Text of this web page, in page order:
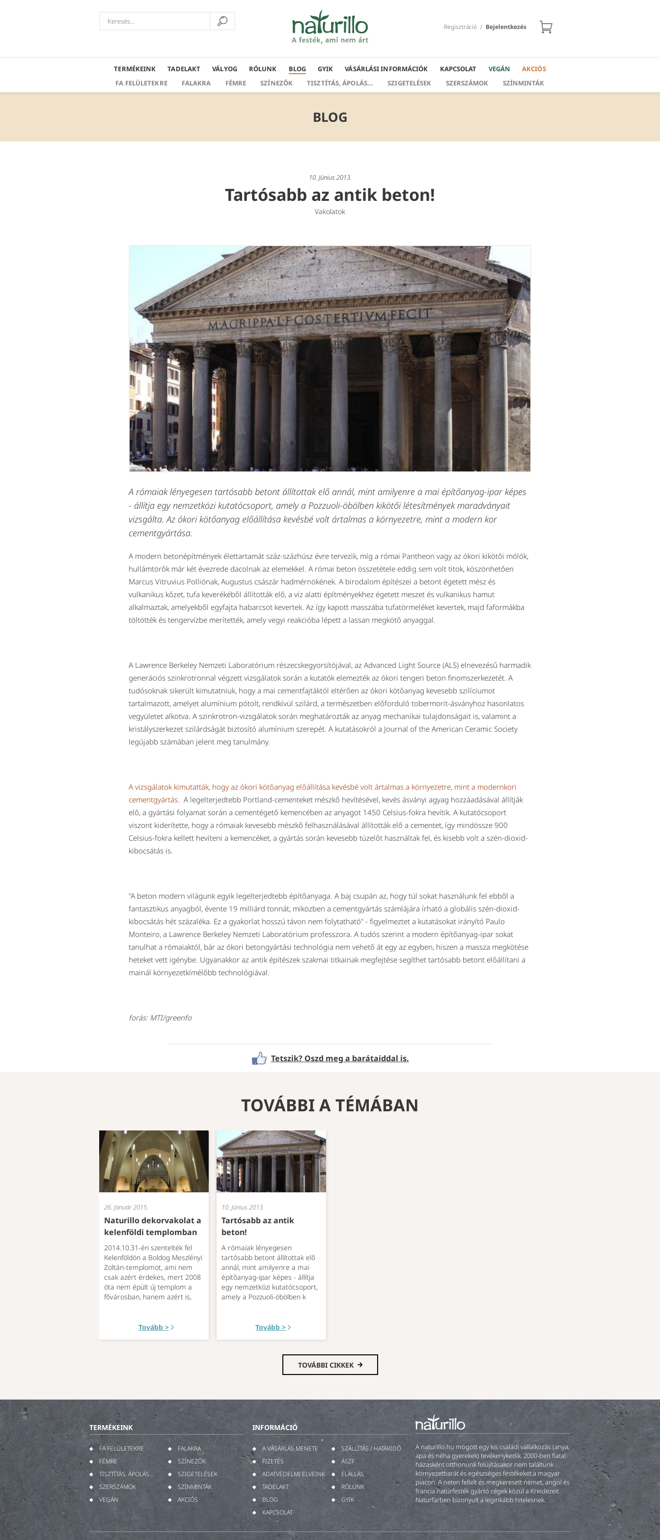
Bejelentkezés
/
Regisztráció
TERMÉKEINK TADELAKT VÁLYOG RÓLUNK BLOG GYIK VÁSÁRLÁSI INFORMÁCIÓK KAPCSOLAT VEGÁN
AKCIÓS
FA FELÜLETEKRE
FALAKRA FÉMRE SZÍNEZŐK TISZTÍTÁS, ÁPOLÁS... SZIGETELÉSEK SZERSZÁMOK SZÍNMINTÁK
BLOG
10. Június 2013.
Tartósabb az antik beton!
Vakolatok
A rómaiak lényegesen tartósabb betont állítottak elő annál, mint amilyenre a mai építőanyag-ipar képes
- állítja egy nemzetközi kutatócsoport, amely a Pozzuoli-öbölben kikötői létesítmények maradványait
vizsgálta. Az ókori kötőanyag előállítása kevésbé volt ártalmas a környezetre, mint a modern kor
cementgyártása.
A modern betonépítmények élettartamát száz-százhúsz évre tervezik, míg a római Pantheon vagy az ókori kikötői mólók,
hullámtörők már két évezrede dacolnak az elemekkel. A római beton összetétele eddig sem volt titok, köszönhetően
Marcus Vitruvius Polliónak, Augustus császár hadmérnökének. A birodalom építészei a betont égetett mész és
vulkanikus kőzet, tufa keverékéből állították elő, a víz alatti építményekhez égetett meszet és vulkanikus hamut
alkalmaztak, amelyekből egyfajta habarcsot kevertek. Az így kapott masszába tufatörmeléket kevertek, majd faformákba
töltötték és tengervízbe merítették, amely vegyi reakcióba lépett a lassan megkötő anyaggal.
A Lawrence Berkeley Nemzeti Laboratórium részecskegyorsítójával, az Advanced Light Source (ALS) elnevezésű harmadik
generációs szinkrotronnal végzett vizsgálatok során a kutatók elemezték az ókori tengeri beton finomszerkezetét. A
tudósoknak sikerült kimutatniuk, hogy a mai cementfajtáktól eltérően az ókori kötőanyag kevesebb szilíciumot
tartalmazott, amelyet alumínium pótolt, rendkívül szilárd, a természetben előforduló tobermorit-ásványhoz hasonlatos
vegyületet alkotva. A szinkrotron-vizsgálatok során meghatározták az anyag mechanikai tulajdonságait is, valamint a
kristályszerkezet szilárdságát biztosító alumínium szerepét. A kutatásokról a Journal of the American Ceramic Society
legújabb számában jelent meg tanulmány.
A vizsgálatok kimutatták, hogy az ókori kötőanyag előállítása kevésbé volt ártalmas a környezetre, mint a modernkori
cementgyártás. A legelterjedtebb Portland-cementeket mészkő hevítésével, kevés ásványi agyag hozzáadásával állítják
elő, a gyártási folyamat során a cementégető kemencében az anyagot 1450 Celsius-fokra hevítik. A kutatócsoport
viszont kiderítette, hogy a rómaiak kevesebb mészkő felhasználásával állították elő a cementet, így mindössze 900
Celsius-fokra kellett hevíteni a kemencéket, a gyártás során kevesebb tüzelőt használtak fel, és kisebb volt a szén-dioxid-
kibocsátás is.
"A beton modern világunk egyik legelterjedtebb építőanyaga. A baj csupán az, hogy túl sokat használunk fel ebből a
fantasztikus anyagból, évente 19 milliárd tonnát, miközben a cementgyártás számlájára írható a globális szén-dioxid-
kibocsátás hét százaléka. Ez a gyakorlat hosszú távon nem folytatható" - figyelmeztet a kutatásokat irányító Paulo
Monteiro, a Lawrence Berkeley Nemzeti Laboratórium professzora. A tudós szerint a modern építőanyag-ipar sokat
tanulhat a rómaiaktól, bár az ókori betongyártási technológia nem vehető át egy az egyben, hiszen a massza megkötése
heteket vett igénybe. Ugyanakkor az antik építészek szakmai titkainak megfejtése segíthet tartósabb betont előállítani a
mainál környezetkímélőbb technológiával.
forás: MTI/greenfo
Tetszik? Oszd meg a barátaiddal is.
TOVÁBBI A TÉMÁBAN
26. Január 2015.
Naturillo dekorvakolat a
kelenföldi templomban
2014.10.31-én szentelték fel
Kelenföldön a Boldog Meszlényi
Zoltán-templomot, ami nem
csak azért érdekes, mert 2008
óta nem épült új templom a
fővárosban, hanem azért is,
Tovább >
10. Június 2013.
Tartósabb az antik
beton!
A rómaiak lényegesen
tartósabb betont állítottak elő
annál, mint amilyenre a mai
építőanyag-ipar képes - állítja
egy nemzetközi kutatócsoport,
amely a Pozzuoli-öbölben k
Tovább >
TOVÁBBI CIKKEK
TERMÉKEINK INFORMÁCIÓ
FA FELÜLETEKRE
FALAKRA
FÉMRE
SZÍNEZŐK
TISZTÍTÁS, ÁPOLÁS...
SZIGETELÉSEK
SZERSZÁMOK
SZÍNMINTÁK
VEGÁN
AKCIÓS
A VÁSÁRLÁS MENETE
SZÁLLÍTÁS / HATÁRIDŐ
FIZETÉS
ÁSZF
ADATVÉDELMI ELVEINK
ELÁLLÁS
TADELAKT
RÓLUNK
BLOG
GYIK
KAPCSOLAT
A naturillo.hu mögött egy kis családi vállalkozás (anya,
apa és néha gyerekek) tevékenykedik. 2000-ben fiatal
házasként otthonunk felújításakor nem találtunk
környezetbarát és egészséges festékeket a magyar
piacon. A neten fellelt és megkeresett német, angol és
francia natúrfesték gyártó cégek közül a Kreidezeit
Naturfarben bizonyult a leginkább hitelesnek.